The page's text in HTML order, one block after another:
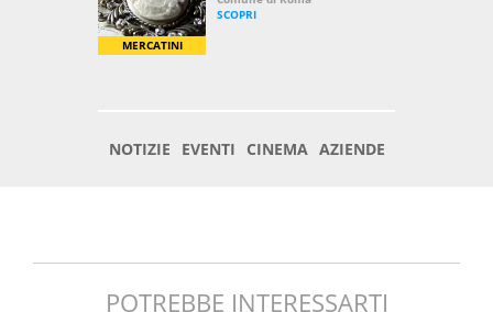
POTREBBE INTERESSARTI